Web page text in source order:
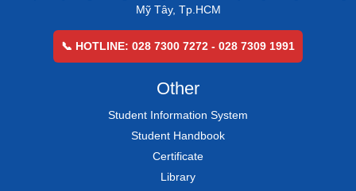
Mỹ Tây, Tp.HCM
📞 HOTLINE: 028 7300 7272 - 028 7309 1991
Other
Student Information System
Student Handbook
Certificate
Library